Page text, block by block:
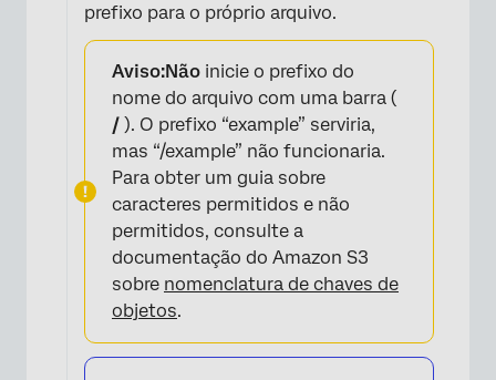
×
prefixo para o próprio arquivo.
Aviso:Não inicie o prefixo do
nome do arquivo com uma barra (
/ ). O prefixo “example” serviria,
mas “/example” não funcionaria.
Para obter um guia sobre
caracteres permitidos e não
permitidos, consulte a
documentação do Amazon S3
sobre nomenclatura de chaves de
objetos.